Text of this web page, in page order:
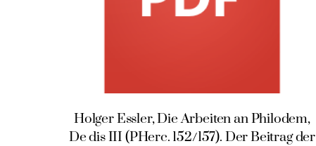
Holger Essler, Die Arbeiten an Philodem,
De dis III (PHerc. 152/157). Der Beitrag der